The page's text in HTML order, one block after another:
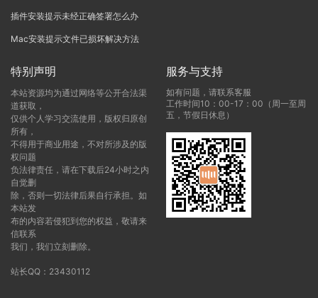
插件安装提示未经正确签署怎么办
Mac安装提示文件已损坏解决方法
特别声明
本站资源均为通过网络等公开合法渠
道获取，
仅供个人学习交流使用，版权归原创
所有，
不得用于商业用途，不对所涉及的版
权问题
负法律责任，请在下载后24小时之内
自觉删
除，否则一切法律后果自行承担。如
本站发
布的内容若侵犯到您的权益，敬请来
信联系
我们，我们立刻删除。
站长QQ：23430112
服务与支持
如有问题，请联系客服
工作时间10：00-17：00（周一至周
五，节假日休息）